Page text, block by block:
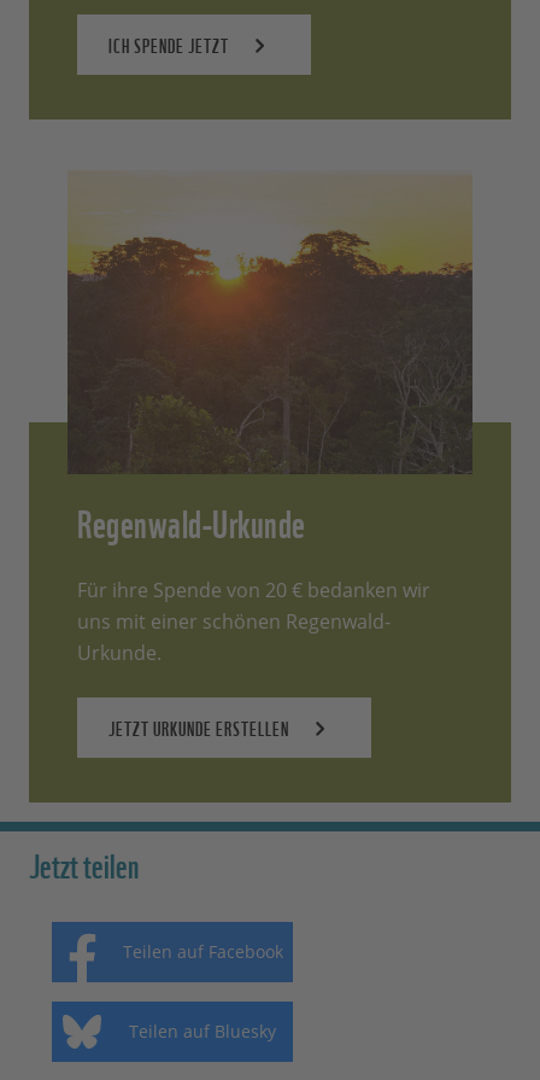
ICH SPENDE JETZT
Regenwald-Urkunde
Für ihre Spende von 20 € bedanken wir
uns mit einer schönen Regenwald-
Urkunde.
JETZT URKUNDE ERSTELLEN
Jetzt teilen
Teilen auf Facebook
Teilen auf Bluesky